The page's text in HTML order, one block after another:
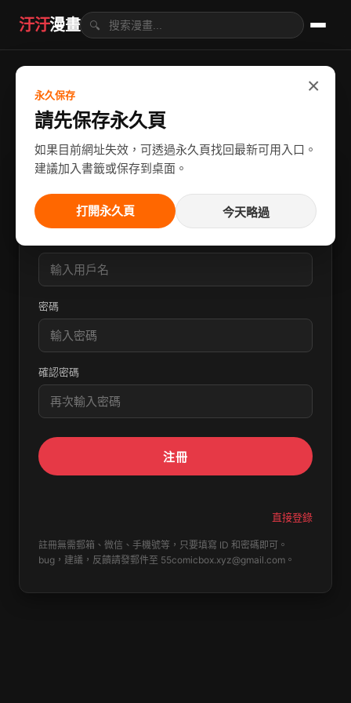
汙汙漫畫 🔍
×
永久保存
請先保存永久頁
如果目前網址失效，可透過永久頁找回最新可用入口。
建議加入書籤或保存到桌面。
打開永久頁 今天略過
注冊
密碼
確認密碼
注冊
直接登錄
註冊無需郵箱、微信、手機號等，只要填寫 ID 和密碼即可。
bug，建議，反饋請發郵件至 55comicbox.xyz@gmail.com 。